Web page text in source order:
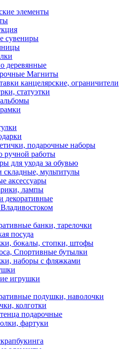
элементы
сувениры
деревянные
Магниты
канцелярские, ограничители
статуэтки
подарочные наборы
работы
для ухода за обувью
мультитулы
аксессуары
лампы
декоративные
банки, тарелочки
посуда
бокалы, стопки, штофы
Спортивные бутылки
наборы с фляжками
игрушки
подушки, наволочки
колготки
подарочные
фартуки